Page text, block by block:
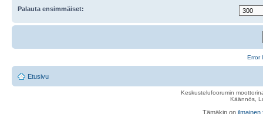
Palauta ensimmäiset:
Error
Etusivu
Keskustelufoorumin
Käännös,
Tämäkin on ilmainen